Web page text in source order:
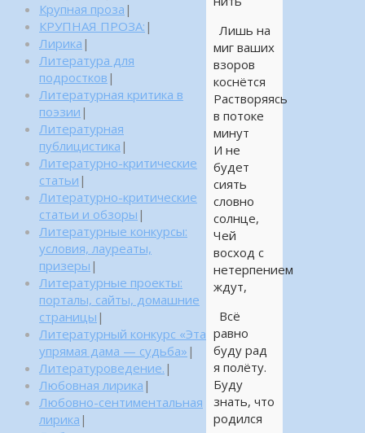
Лишь на
миг ваших
взоров
коснётся
Растворяясь
в потоке
минут
И не
будет
сиять
словно
солнце,
Чей
восход с
нетерпением
ждут,
Всё
равно
буду рад
я полёту.
Буду
знать, что
родился
Крупная проза |
КРУПНАЯ ПРОЗА: |
Лирика |
Литература для
подростков |
Литературная критика в
поэзии |
Литературная
публицистика |
Литературно-критические
статьи |
Литературно-критические
статьи и обзоры |
Литературные конкурсы:
условия, лауреаты,
призеры |
Литературные проекты:
порталы, сайты, домашние
страницы |
Литературный конкурс «Эта
упрямая дама — судьба» |
Литературоведение. |
Любовная лирика |
Любовно-сентиментальная
лирика |